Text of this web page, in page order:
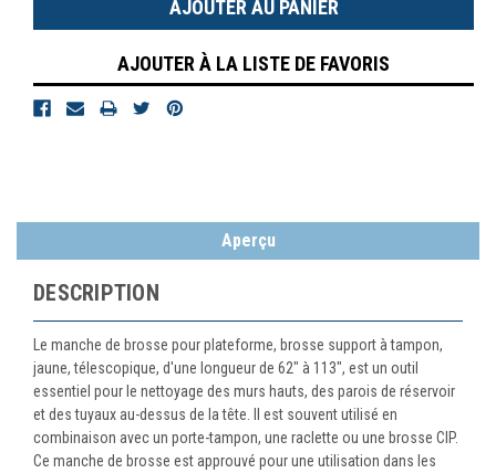
AJOUTER À LA LISTE DE FAVORIS
Aperçu
DESCRIPTION
Le manche de brosse pour plateforme, brosse support à tampon,
jaune, télescopique, d'une longueur de 62" à 113", est un outil
essentiel pour le nettoyage des murs hauts, des parois de réservoir
et des tuyaux au-dessus de la tête. Il est souvent utilisé en
combinaison avec un porte-tampon, une raclette ou une brosse CIP.
Ce manche de brosse est approuvé pour une utilisation dans les